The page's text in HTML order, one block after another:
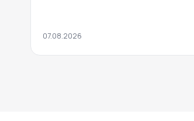
07.08.2026